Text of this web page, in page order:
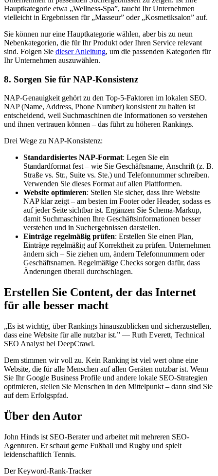
Hauptkategorie etwa „Wellness-Spa”, taucht Ihr Unternehmen
vielleicht in Ergebnissen für „Masseur” oder „Kosmetiksalon” auf.
Sie können nur eine Hauptkategorie wählen, aber bis zu neun
Nebenkategorien, die für Ihr Produkt oder Ihren Service relevant
sind. Folgen Sie dieser Anleitung, um die passenden Kategorien für
Ihr Unternehmen auszuwählen.
8. Sorgen Sie für NAP-Konsistenz
NAP-Genauigkeit gehört zu den Top-5-Faktoren im lokalen SEO.
NAP (Name, Address, Phone Number) konsistent zu halten ist
entscheidend, weil Suchmaschinen die Informationen so verstehen
und ihnen vertrauen können – das führt zu höheren Rankings.
Drei Wege zu NAP-Konsistenz:
Standardisiertes NAP-Format: Legen Sie ein
Standardformat fest – wie Sie Geschäftsname, Anschrift (z. B.
Straße vs. Str., Suite vs. Ste.) und Telefonnummer schreiben.
Verwenden Sie dieses Format auf allen Plattformen.
Website optimieren: Stellen Sie sicher, dass Ihre Website
NAP klar zeigt – am besten im Footer oder Header, sodass es
auf jeder Seite sichtbar ist. Ergänzen Sie Schema-Markup,
damit Suchmaschinen Ihre Geschäftsinformationen besser
verstehen und in Suchergebnissen darstellen.
Einträge regelmäßig prüfen: Erstellen Sie einen Plan,
Einträge regelmäßig auf Korrektheit zu prüfen. Unternehmen
ändern sich – Sie ziehen um, ändern Telefonnummern oder
Geschäftsnamen. Regelmäßige Checks sorgen dafür, dass
Änderungen überall durchschlagen.
Erstellen Sie Content, der das Internet
für alle besser macht
„Es ist wichtig, über Rankings hinauszublicken und sicherzustellen,
dass eine Website für alle nutzbar ist.” — Ruth Everett, Technical
SEO Analyst bei DeepCrawl.
Dem stimmen wir voll zu. Kein Ranking ist viel wert ohne eine
Website, die für alle Menschen auf allen Geräten nutzbar ist. Wenn
Sie Ihr Google Business Profile und andere lokale SEO-Strategien
optimieren, stellen Sie Menschen in den Mittelpunkt – dann sind Sie
auf dem Erfolgspfad.
Über den Autor
John Hinds ist SEO-Berater und arbeitet mit mehreren SEO-
Agenturen. Er schaut gerne Fußball und Rugby und spielt
leidenschaftlich Tennis.
Der Keyword-Rank-Tracker